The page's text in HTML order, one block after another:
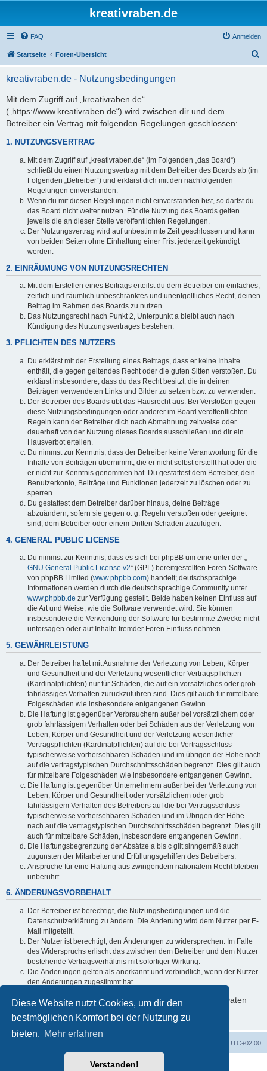
Diese Website nutzt Cookies, um dir den
bestmöglichen Komfort bei der Nutzung zu
bieten. Mehr erfahren
Verstanden!
kreativraben.de
FAQ Anmelden
Startseite Foren-Übersicht
kreativraben.de - Nutzungsbedingungen
Mit dem Zugriff auf „kreativraben.de“
(„https://www.kreativraben.de“) wird zwischen dir und dem
Betreiber ein Vertrag mit folgenden Regelungen geschlossen:
1. NUTZUNGSVERTRAG
Mit dem Zugriff auf „kreativraben.de“ (im Folgenden „das Board“)
schließt du einen Nutzungsvertrag mit dem Betreiber des Boards ab (im
Folgenden „Betreiber“) und erklärst dich mit den nachfolgenden
Regelungen einverstanden.
Wenn du mit diesen Regelungen nicht einverstanden bist, so darfst du
das Board nicht weiter nutzen. Für die Nutzung des Boards gelten
jeweils die an dieser Stelle veröffentlichten Regelungen.
Der Nutzungsvertrag wird auf unbestimmte Zeit geschlossen und kann
von beiden Seiten ohne Einhaltung einer Frist jederzeit gekündigt
werden.
2. EINRÄUMUNG VON NUTZUNGSRECHTEN
Mit dem Erstellen eines Beitrags erteilst du dem Betreiber ein einfaches,
zeitlich und räumlich unbeschränktes und unentgeltliches Recht, deinen
Beitrag im Rahmen des Boards zu nutzen.
Das Nutzungsrecht nach Punkt 2, Unterpunkt a bleibt auch nach
Kündigung des Nutzungsvertrages bestehen.
3. PFLICHTEN DES NUTZERS
Du erklärst mit der Erstellung eines Beitrags, dass er keine Inhalte
enthält, die gegen geltendes Recht oder die guten Sitten verstoßen. Du
erklärst insbesondere, dass du das Recht besitzt, die in deinen
Beiträgen verwendeten Links und Bilder zu setzen bzw. zu verwenden.
Der Betreiber des Boards übt das Hausrecht aus. Bei Verstößen gegen
diese Nutzungsbedingungen oder anderer im Board veröffentlichten
Regeln kann der Betreiber dich nach Abmahnung zeitweise oder
dauerhaft von der Nutzung dieses Boards ausschließen und dir ein
Hausverbot erteilen.
Du nimmst zur Kenntnis, dass der Betreiber keine Verantwortung für die
Inhalte von Beiträgen übernimmt, die er nicht selbst erstellt hat oder die
er nicht zur Kenntnis genommen hat. Du gestattest dem Betreiber, dein
Benutzerkonto, Beiträge und Funktionen jederzeit zu löschen oder zu
sperren.
Du gestattest dem Betreiber darüber hinaus, deine Beiträge
abzuändern, sofern sie gegen o. g. Regeln verstoßen oder geeignet
sind, dem Betreiber oder einem Dritten Schaden zuzufügen.
4. GENERAL PUBLIC LICENSE
Du nimmst zur Kenntnis, dass es sich bei phpBB um eine unter der „
GNU General Public License v2“ (GPL) bereitgestellten Foren-Software
von phpBB Limited (www.phpbb.com) handelt; deutschsprachige
Informationen werden durch die deutschsprachige Community unter
www.phpbb.de zur Verfügung gestellt. Beide haben keinen Einfluss auf
die Art und Weise, wie die Software verwendet wird. Sie können
insbesondere die Verwendung der Software für bestimmte Zwecke nicht
untersagen oder auf Inhalte fremder Foren Einfluss nehmen.
5. GEWÄHRLEISTUNG
Der Betreiber haftet mit Ausnahme der Verletzung von Leben, Körper
und Gesundheit und der Verletzung wesentlicher Vertragspflichten
(Kardinalpflichten) nur für Schäden, die auf ein vorsätzliches oder grob
fahrlässiges Verhalten zurückzuführen sind. Dies gilt auch für mittelbare
Folgeschäden wie insbesondere entgangenen Gewinn.
Die Haftung ist gegenüber Verbrauchern außer bei vorsätzlichem oder
grob fahrlässigem Verhalten oder bei Schäden aus der Verletzung von
Leben, Körper und Gesundheit und der Verletzung wesentlicher
Vertragspflichten (Kardinalpflichten) auf die bei Vertragsschluss
typischerweise vorhersehbaren Schäden und im übrigen der Höhe nach
auf die vertragstypischen Durchschnittsschäden begrenzt. Dies gilt auch
für mittelbare Folgeschäden wie insbesondere entgangenen Gewinn.
Die Haftung ist gegenüber Unternehmern außer bei der Verletzung von
Leben, Körper und Gesundheit oder vorsätzlichem oder grob
fahrlässigem Verhalten des Betreibers auf die bei Vertragsschluss
typischerweise vorhersehbaren Schäden und im Übrigen der Höhe
nach auf die vertragstypischen Durchschnittsschäden begrenzt. Dies gilt
auch für mittelbare Schäden, insbesondere entgangenen Gewinn.
Die Haftungsbegrenzung der Absätze a bis c gilt sinngemäß auch
zugunsten der Mitarbeiter und Erfüllungsgehilfen des Betreibers.
Ansprüche für eine Haftung aus zwingendem nationalem Recht bleiben
unberührt.
6. ÄNDERUNGSVORBEHALT
Der Betreiber ist berechtigt, die Nutzungsbedingungen und die
Datenschutzerklärung zu ändern. Die Änderung wird dem Nutzer per E-
Mail mitgeteilt.
Der Nutzer ist berechtigt, den Änderungen zu widersprechen. Im Falle
des Widerspruchs erlischt das zwischen dem Betreiber und dem Nutzer
bestehende Vertragsverhältnis mit sofortiger Wirkung.
Die Änderungen gelten als anerkannt und verbindlich, wenn der Nutzer
den Änderungen zugestimmt hat.
Informationen über den Umgang mit deinen persönlichen Daten
sind in der Datenschutzerklärung enthalten.
UTC+02:00
Powered byphpBB® Forum Software © phpBB Limited